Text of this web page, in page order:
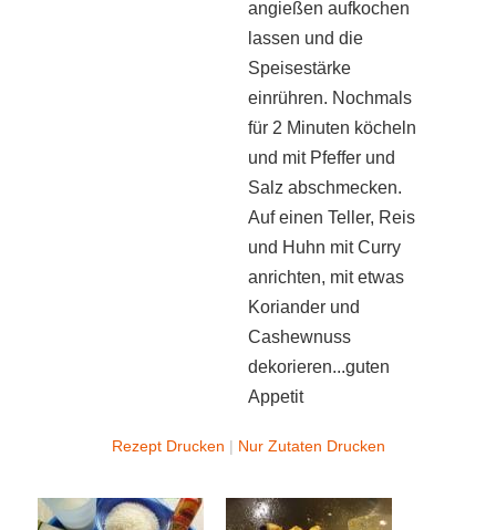
angießen aufkochen
lassen und die
Speisestärke
einrühren. Nochmals
für 2 Minuten köcheln
und mit Pfeffer und
Salz abschmecken.
Auf einen Teller, Reis
und Huhn mit Curry
anrichten, mit etwas
Koriander und
Cashewnuss
dekorieren...guten
Appetit
Rezept Drucken | Nur Zutaten Drucken